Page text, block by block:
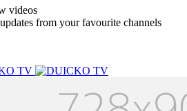
videos
from your favourite channels